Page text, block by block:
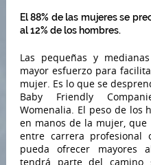
El 88% de las mujeres se
al 12% de los hombres.
Las pequeñas y
mayor esfuerzo para
mujer. Es lo que se
Baby Friendly
Womenalia. El peso de los
en manos de la mujer, que
entre carrera profesional
pueda ofrecer mayores
tendrá parte del camino